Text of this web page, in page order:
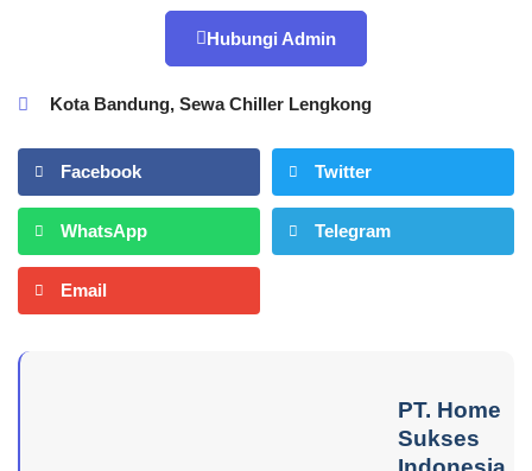
Hubungi Admin
Kota Bandung, Sewa Chiller Lengkong
Facebook Twitter
WhatsApp Telegram
Email
PT. Home
Sukses